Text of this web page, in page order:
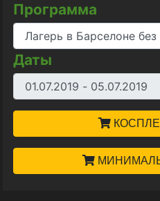
Программа
Даты